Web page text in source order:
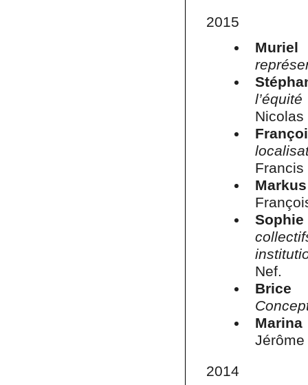
2015
Muriel
Nicolas
Francis
Nef.
Brice
Marina
2014